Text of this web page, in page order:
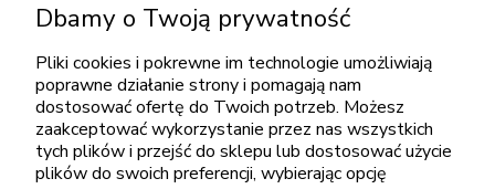
+48 717345566
pon.-piąt.: 08:00-16:00
sklep@cebit.pl
ZAKUPY
Dbamy o Twoją prywatność
Pliki cookies i pokrewne im technologie umożliwiają
poprawne działanie strony i pomagają nam
dostosować ofertę do Twoich potrzeb. Możesz
zaakceptować wykorzystanie przez nas wszystkich
tych plików i przejść do sklepu lub dostosować użycie
plików do swoich preferencji, wybierając opcję